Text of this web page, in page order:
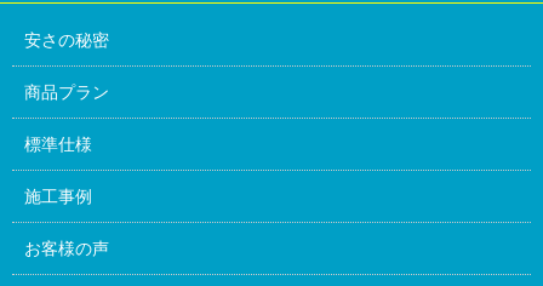
安さの秘密
商品プラン
標準仕様
施工事例
お客様の声